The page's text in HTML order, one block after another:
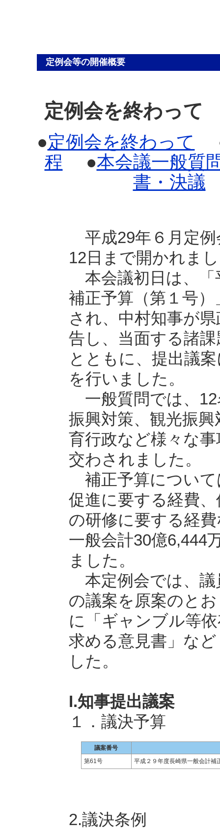
定例会等の開催概要
定例会を終わって
●定例会を終わって
程 ●本会議一般質
書・決議
平成29年６月定例
12日まで開かれま
本会議初日は、「
補正予算（第１号
され、中村知事が
告し、当面する諸
とともに、提出議
を行いました。
一般質問では、12
振興対策、観光振
育行政など様々な
交わされました。
補正予算について
促進に要する経費
の研修に要する経
一般会計30億6,444
ました。
本定例会では、議
の議案を原案のと
に「ギャンブル等
求める意見書」な
した。
I.知事提出議案
１．議決予算
議案番号
第61号
平成２９年度長崎県一般会計補
2.議決条例